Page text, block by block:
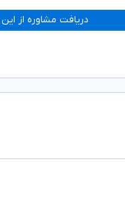
دریافت مشاوره از